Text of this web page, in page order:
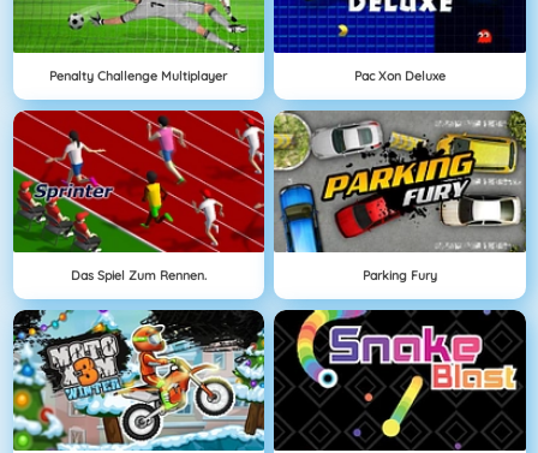
Penalty Challenge Multiplayer Pac Xon Deluxe
Das Spiel Zum Rennen. Parking Fury